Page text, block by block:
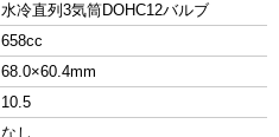
水冷直列3気筒DOHC12バルブ
658cc
68.0×60.4mm
10.5
なし